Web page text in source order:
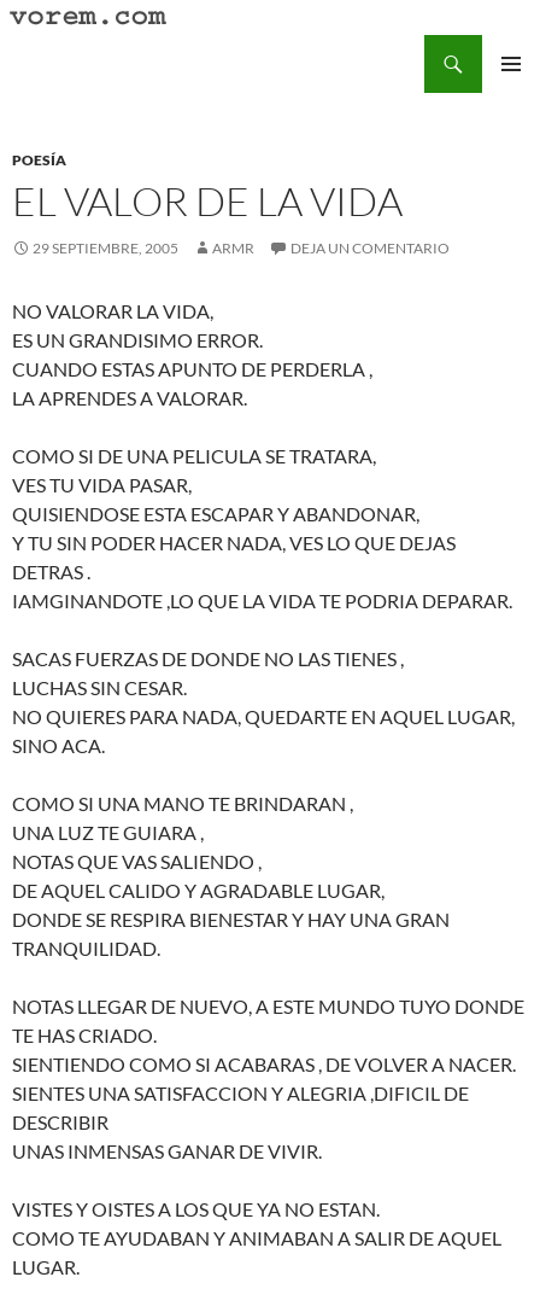
Saltar
POESÍA
EL VALOR DE LA VIDA
29 SEPTIEMBRE, 2005 ARMR DEJA UN COMENTARIO
NO VALORAR LA VIDA,
ES UN GRANDISIMO ERROR.
CUANDO ESTAS APUNTO DE PERDERLA ,
LA APRENDES A VALORAR.
COMO SI DE UNA PELICULA SE TRATARA,
VES TU VIDA PASAR,
QUISIENDOSE ESTA ESCAPAR Y ABANDONAR,
Y TU SIN PODER HACER NADA, VES LO QUE DEJAS
DETRAS .
IAMGINANDOTE ,LO QUE LA VIDA TE PODRIA DEPARAR.
SACAS FUERZAS DE DONDE NO LAS TIENES ,
LUCHAS SIN CESAR.
NO QUIERES PARA NADA, QUEDARTE EN AQUEL LUGAR,
SINO ACA.
COMO SI UNA MANO TE BRINDARAN ,
UNA LUZ TE GUIARA ,
NOTAS QUE VAS SALIENDO ,
DE AQUEL CALIDO Y AGRADABLE LUGAR,
DONDE SE RESPIRA BIENESTAR Y HAY UNA GRAN
TRANQUILIDAD.
NOTAS LLEGAR DE NUEVO, A ESTE MUNDO TUYO DONDE
TE HAS CRIADO.
SIENTIENDO COMO SI ACABARAS , DE VOLVER A NACER.
SIENTES UNA SATISFACCION Y ALEGRIA ,DIFICIL DE
DESCRIBIR
UNAS INMENSAS GANAR DE VIVIR.
VISTES Y OISTES A LOS QUE YA NO ESTAN.
COMO TE AYUDABAN Y ANIMABAN A SALIR DE AQUEL
LUGAR.